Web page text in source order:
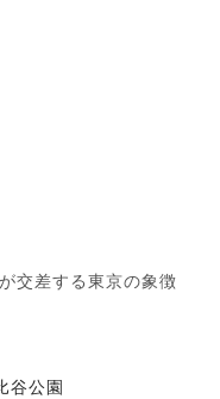
交差する東京の象徴
谷公園